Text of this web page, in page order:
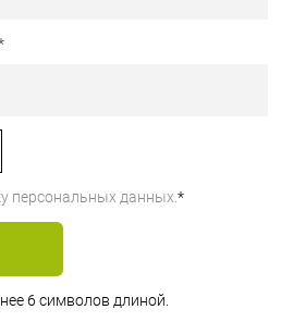
персональных данных. *
6 символов длиной.